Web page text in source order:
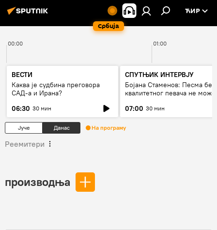
Србија
ЋИР
00:00 01:00
ВЕСТИ
Каква је судбина преговора
САД-а и Ирана?
06:30 30 мин
СПУТЊИК ИНТЕРВЈУ
Бојана Стаменов: Песма без
квалитетног певача не може
07:00 30 мин
Јуче Данас На програму
Реемитери
производња